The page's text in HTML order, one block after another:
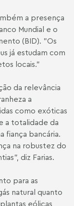
a presença
Mundial e o
(BID). "Os
já estudam com
locais."
da relevância
a
como exóticas
a totalidade da
fiança bancária.
na robustez do
diz Farias.
para as
natural quanto
eólicas,